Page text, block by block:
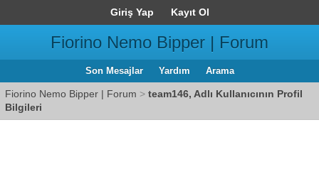
Giriş Yap Kayıt Ol
Fiorino Nemo Bipper | Forum
Son Mesajlar Yardım Arama
Fiorino Nemo Bipper | Forum > team146, Adlı Kullanıcının Profil
Bilgileri